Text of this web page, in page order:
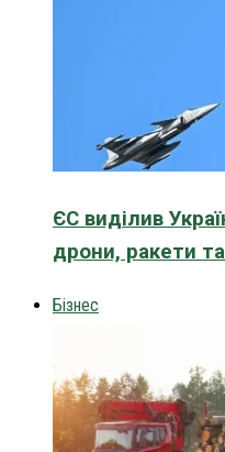
ЄС виділив
дрони, ракети
Бізнес